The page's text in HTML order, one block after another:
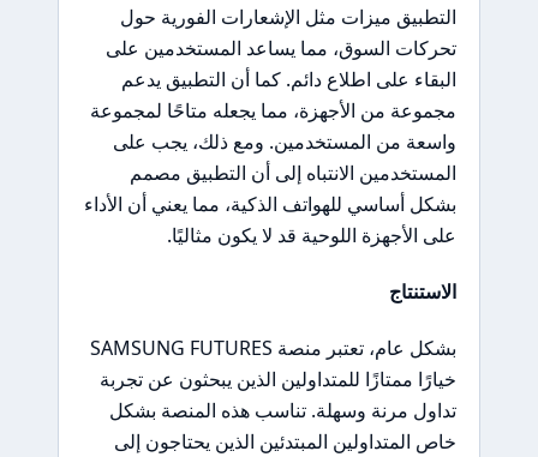
التطبيق ميزات مثل الإشعارات الفورية حول
تحركات السوق، مما يساعد المستخدمين على
البقاء على اطلاع دائم. كما أن التطبيق يدعم
مجموعة من الأجهزة، مما يجعله متاحًا لمجموعة
واسعة من المستخدمين. ومع ذلك، يجب على
المستخدمين الانتباه إلى أن التطبيق مصمم
بشكل أساسي للهواتف الذكية، مما يعني أن الأداء
على الأجهزة اللوحية قد لا يكون مثاليًا.
الاستنتاج
بشكل عام، تعتبر منصة SAMSUNG FUTURES
خيارًا ممتازًا للمتداولين الذين يبحثون عن تجربة
تداول مرنة وسهلة. تناسب هذه المنصة بشكل
خاص المتداولين المبتدئين الذين يحتاجون إلى